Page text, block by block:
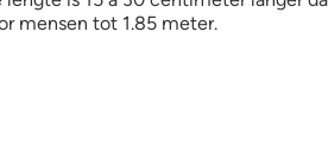
mensen tot 1.85 meter.